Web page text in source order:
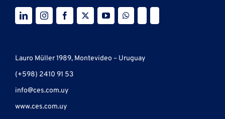
Lauro Müller 1989, Montevideo – Uruguay
(+598) 2410 91 53
info@ces.com.uy
www.ces.com.uy